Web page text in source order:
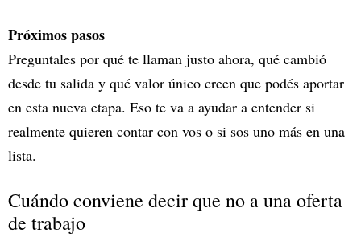
Próximos pasos
Preguntales por qué te llaman justo ahora, qué cambió
desde tu salida y qué valor único creen que podés aportar
en esta nueva etapa. Eso te va a ayudar a entender si
realmente quieren contar con vos o si sos uno más en una
lista.
Cuándo conviene decir que no a una oferta
de trabajo